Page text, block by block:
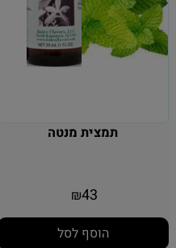
תמצית מנטה
₪43
הוסף לסל